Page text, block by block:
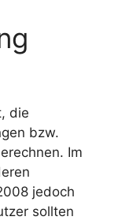
die
bzw.
Im
jedoch
sollten